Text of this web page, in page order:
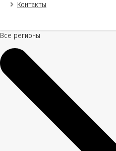
Контакты
Все регионы